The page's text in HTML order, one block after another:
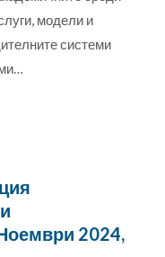
модели и
системи
2024,